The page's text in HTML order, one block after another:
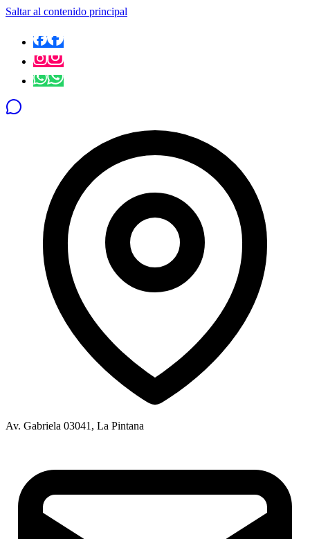
Saltar al contenido principal
Av. Gabriela 03041, La Pintana